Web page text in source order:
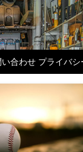
い合わせ プライバ